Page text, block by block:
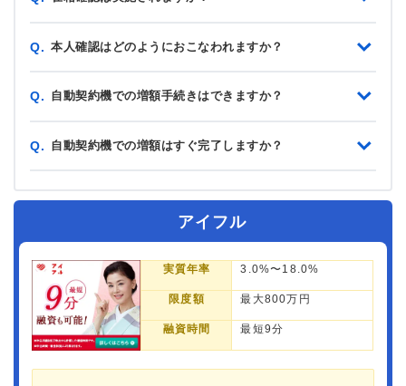
Q. 本人確認はどのようにおこなわれますか？
Q. 自動契約機での増額手続きはできますか？
Q. 自動契約機での増額はすぐ完了しますか？
アイフル
実質年率 3.0%〜18.0%
限度額 最大800万円
融資時間 最短9分